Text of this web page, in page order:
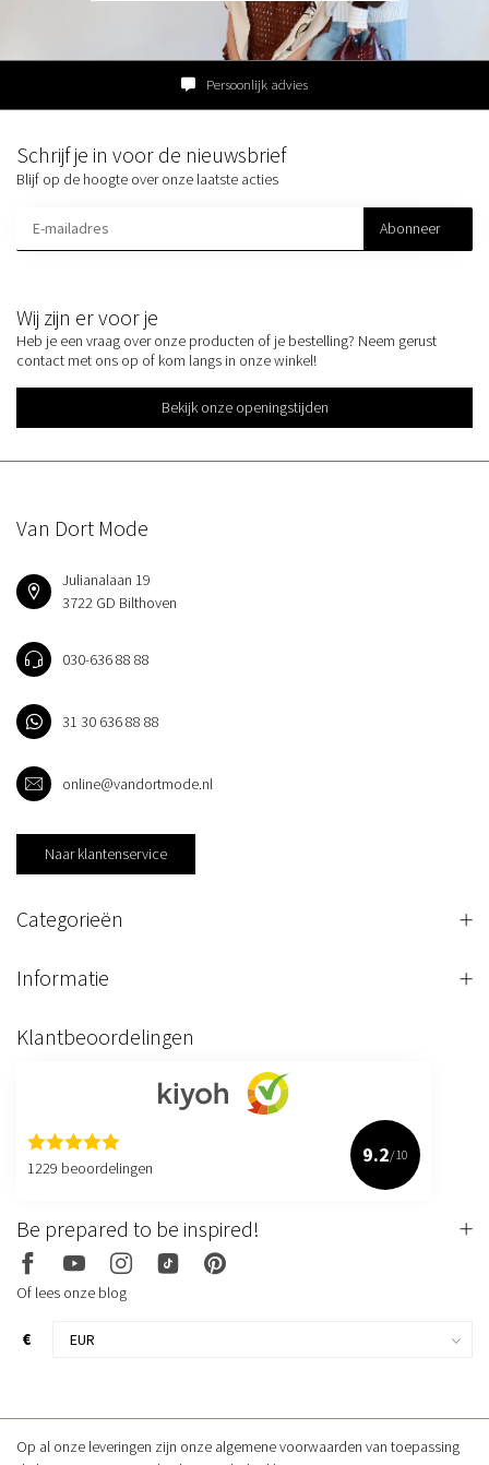
Persoonlijk advies
Wij zijn er voor je
Heb je een vraag over onze producten of je bestelling? Neem gerust
contact met ons op of kom langs in onze winkel!
Bekijk onze openingstijden
Schrijf je in voor de nieuwsbrief
Blijf op de hoogte over onze laatste acties
Abonneer
Van Dort Mode
Julianalaan 19
3722 GD Bilthoven
030-636 88 88
31 30 636 88 88
online@vandortmode.nl
Naar klantenservice
Categorieën
Informatie
Klantbeoordelingen
1229 beoordelingen
9.2/10
Be prepared to be inspired!
Of lees onze blog
€
Op al onze leveringen zijn onze algemene voorwaarden van toepassing